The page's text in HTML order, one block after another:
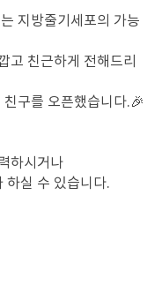
지방줄기세포의 가능
고 친근하게 전해드리
친구를 오픈했습니다.🎉
하시거나
하실 수 있습니다.